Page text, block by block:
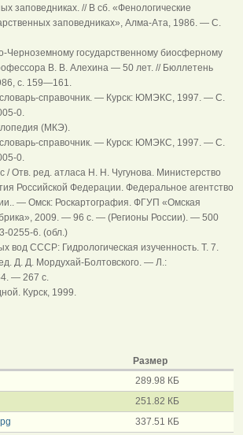
заповедниках. // В сб. «Фенологические
заповедниках», Алма-Ата, 1986. — С.
Черноземному государственному биосферному
В. В. Алехина — 50 лет. // Бюллетень
с. 159—161.
словарь-справочник. — Курск: ЮМЭКС, 1997. — С.
0.
(МКЭ).
словарь-справочник. — Курск: ЮМЭКС, 1997. — С.
0.
/ Отв. ред. атласа Н. Н. Чугунова. Министерство
Российской Федерации. Федеральное агентство
— Омск: Роскартография. ФГУП «Омская
2009. — 96 с. — (Регионы России). — 500
0255-6. (обл.)
вод СССР: Гидрологическая изученность. Т. 7.
Д. Д. Мордухай-Болтовского. — Л.:
— 267 с.
Курск, 1999.
Размер
289.98 КБ
251.82 КБ
337.51 КБ